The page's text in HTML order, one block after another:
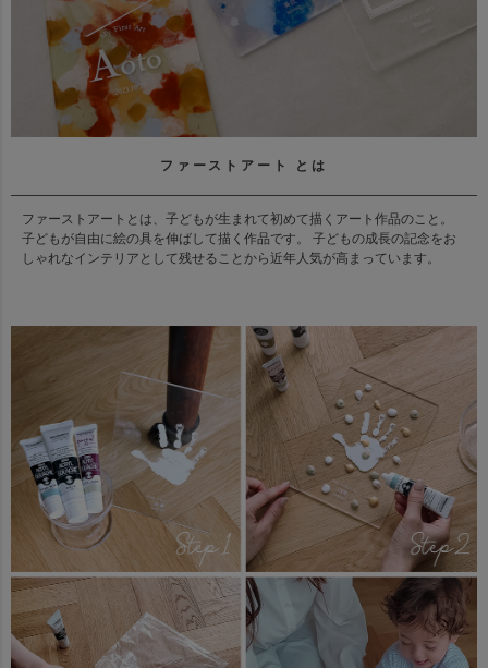
ファーストアート とは
ファーストアートとは、子どもが生まれて初めて描くアート作品のこと。
子どもが自由に絵の具を伸ばして描く作品です。 子どもの成長の記念をお
しゃれなインテリアとして残せることから近年人気が高まっています。